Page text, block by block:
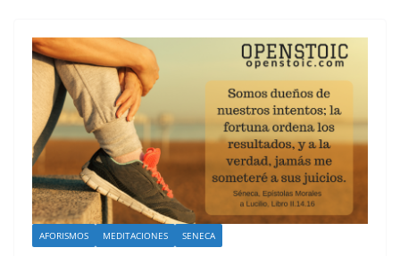
AFORISMOS MEDITACIONES SENECA